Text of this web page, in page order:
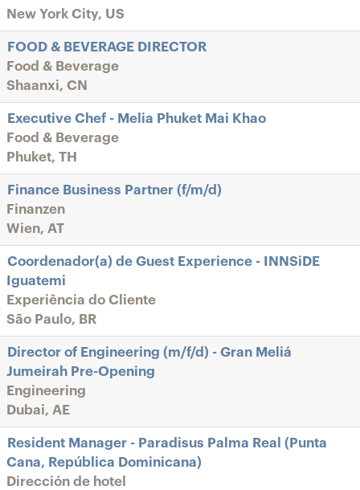
New York City, US
FOOD & BEVERAGE DIRECTOR
Food & Beverage
Shaanxi, CN
Executive Chef - Melia Phuket Mai Khao
Food & Beverage
Phuket, TH
Finance Business Partner (f/m/d)
Finanzen
Wien, AT
Coordenador(a) de Guest Experience - INNSiDE
Iguatemi
Experiência do Cliente
São Paulo, BR
Director of Engineering (m/f/d) - Gran Meliá
Jumeirah Pre-Opening
Engineering
Dubai, AE
Resident Manager - Paradisus Palma Real (Punta
Cana, República Dominicana)
Dirección de hotel